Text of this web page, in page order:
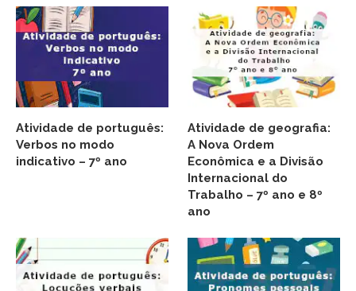
Atividade de português:
Verbos no modo
indicativo – 7º ano
Atividade de geografia:
A Nova Ordem
Econômica e a Divisão
Internacional do
Trabalho – 7º ano e 8º
ano